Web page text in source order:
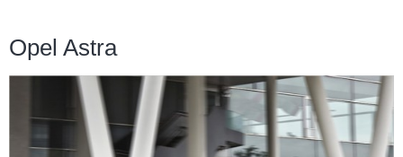
Opel Astra